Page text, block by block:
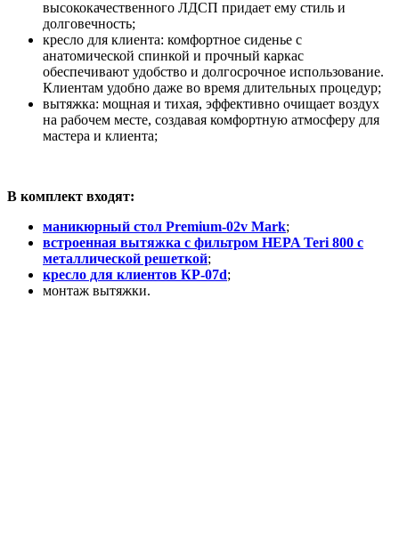
высококачественного ЛДСП придает ему стиль и
долговечность;
кресло для клиента: комфортное сиденье с
анатомической спинкой и прочный каркас
обеспечивают удобство и долгосрочное использование.
Клиентам удобно даже во время длительных процедур;
вытяжка: мощная и тихая, эффективно очищает воздух
на рабочем месте, создавая комфортную атмосферу для
мастера и клиента;
В комплект входят:
маникюрный стол Premium-02v Mark;
встроенная вытяжка с фильтром HEPA Teri 800 с
металлической решеткой;
кресло для клиентов КР-07d;
монтаж вытяжки.